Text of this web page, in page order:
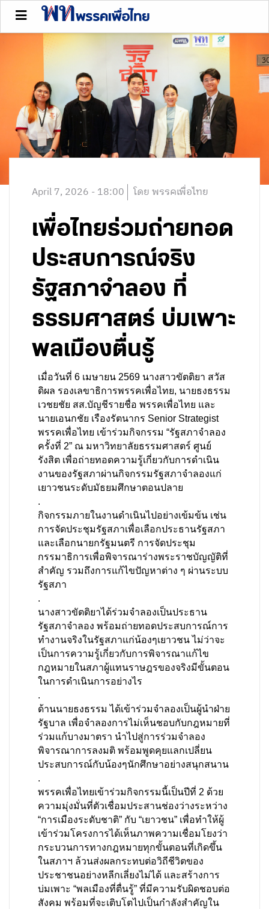
April 7, 2026 - 18:00 โดย พรรคเพื่อไทย
เพื่อไทยร่วมถ่ายทอด
ประสบการณ์จริง
รัฐสภาจำลอง ที่
ธรรมศาสตร์ บ่มเพาะ
พลเมืองตื่นรู้
เมื่อวันที่ 6 เมษายน 2569 นางสาวขัตติยา สวัส
ดิผล รองเลขาธิการพรรคเพื่อไทย, นายธงธรรม
เวชยชัย สส.บัญชีรายชื่อ พรรคเพื่อไทย และ
นายเอนกชัย เรืองรัตนากร Senior Strategist
พรรคเพื่อไทย เข้าร่วมกิจกรรม “รัฐสภาจำลอง
ครั้งที่ 2” ณ มหาวิทยาลัยธรรมศาสตร์ ศูนย์
รังสิต เพื่อถ่ายทอดความรู้เกี่ยวกับการดำเนิน
งานของรัฐสภาผ่านกิจกรรมรัฐสภาจำลองแก่
เยาวชนระดับมัธยมศึกษาตอนปลาย
.
กิจกรรมภายในงานดำเนินไปอย่างเข้มข้น เช่น
การจัดประชุมรัฐสภาเพื่อเลือกประธานรัฐสภา
และเลือกนายกรัฐมนตรี การจัดประชุม
กรรมาธิการเพื่อพิจารณาร่างพระราชบัญญัติที่
สำคัญ รวมถึงการแก้ไขปัญหาต่าง ๆ ผ่านระบบ
รัฐสภา
.
นางสาวขัตติยาได้ร่วมจำลองเป็นประธาน
รัฐสภาจำลอง พร้อมถ่ายทอดประสบการณ์การ
ทำงานจริงในรัฐสภาแก่น้องๆเยาวชน ไม่ว่าจะ
เป็นการความรู้เกี่ยวกับการพิจารณาแก้ไข
กฎหมายในสภาผู้แทนราษฎรของจริงมีขั้นตอน
ในการดำเนินการอย่างไร
.
ด้านนายธงธรรม ได้เข้าร่วมจำลองเป็นผู้นำฝ่าย
รัฐบาล เพื่อจำลองการไม่เห็นชอบกับกฎหมายที่
ร่วมแก้บางมาตรา นำไปสู่การร่วมจำลอง
พิจารณาการลงมติ พร้อมพูดคุยแลกเปลี่ยน
ประสบการณ์กับน้องๆนักศึกษาอย่างสนุกสนาน
.
พรรคเพื่อไทยเข้าร่วมกิจกรรมนี้เป็นปีที่ 2 ด้วย
ความมุ่งมั่นที่ตัวเชื่อมประสานช่องว่างระหว่าง
“การเมืองระดับชาติ” กับ “เยาวชน” เพื่อทำให้ผู้
เข้าร่วมโครงการได้เห็นภาพความเชื่อมโยงว่า
กระบวนการทางกฎหมายทุกขั้นตอนที่เกิดขึ้น
ในสภาฯ ล้วนส่งผลกระทบต่อวิถีชีวิตของ
ประชาชนอย่างหลีกเลี่ยงไม่ได้ และสร้างการ
บ่มเพาะ “พลเมืองที่ตื่นรู้” ที่มีความรับผิดชอบต่อ
สังคม พร้อมที่จะเติบโตไปเป็นกำลังสำคัญใน